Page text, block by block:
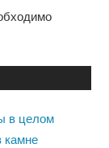
в целом
камне